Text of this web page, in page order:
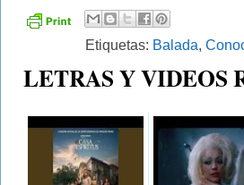
Etiquetas: Balada,
LETRAS Y VIDEOS